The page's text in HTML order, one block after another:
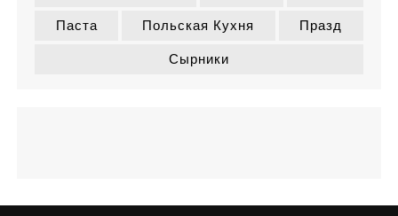
Паста Польская Кухня Празд
Сырники